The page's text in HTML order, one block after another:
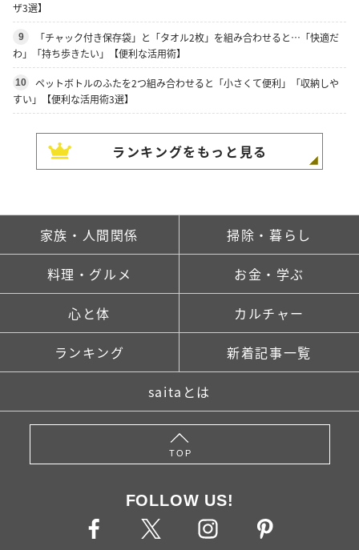
ザ3選】
9
「チャック付き保存袋」と「タオル2枚」を組み合わせると…「快適だ
わ」「持ち歩きたい」【便利な活用術】
10
ペットボトルのふたを2つ組み合わせると「小さくて便利」「収納しや
すい」【便利な活用術3選】
ランキングをもっと見る
家族・人間関係 掃除・暮らし
料理・グルメ お金・学ぶ
心と体 カルチャー
ランキング 新着記事一覧
saitaとは
TOP
FOLLOW US!